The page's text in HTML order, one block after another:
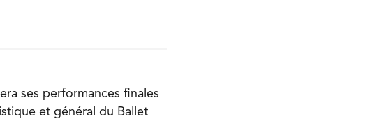
ses performances finales
et général du Ballet